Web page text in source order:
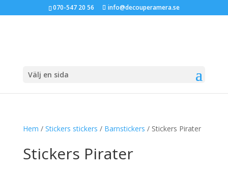
070-547 20 56 info@decouperamera.se
Välj en sida
Hem / Stickers stickers / Barnstickers / Stickers Pirater
Stickers Pirater